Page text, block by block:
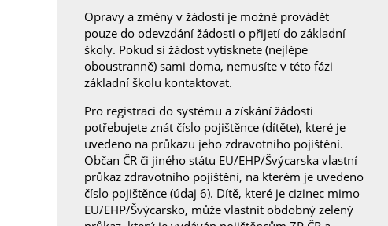
Opravy a změny v žádosti je možné provádět
pouze do odevzdání žádosti o přijetí do základní
školy. Pokud si žádost vytisknete (nejlépe
oboustranně) sami doma, nemusíte v této fázi
základní školu kontaktovat.
Pro registraci do systému a získání žádosti
potřebujete znát číslo pojištěnce (dítěte), které je
uvedeno na průkazu jeho zdravotního pojištění.
Občan ČR či jiného státu EU/EHP/Švýcarska vlastní
průkaz zdravotního pojištění, na kterém je uvedeno
číslo pojištěnce (údaj 6). Dítě, které je cizinec mimo
EU/EHP/Švýcarsko, může vlastnit obdobný zelený